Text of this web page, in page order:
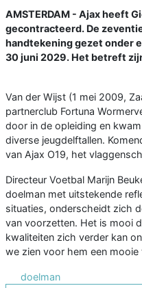
AMSTERDAM - Ajax heeft
gecontracteerd. De
handtekening gezet onder
30 juni 2029. Het betreft
Van der Wijst (1 mei 2009,
partnerclub Fortuna
door in de opleiding en
diverse jeugdelftallen.
van Ajax O19, het
Directeur Voetbal Marijn
doelman met uitstekende
situaties, onderscheidt zich
van voorzetten. Het is mooi
kwaliteiten zich verder kan
we zien voor hem een
doelman